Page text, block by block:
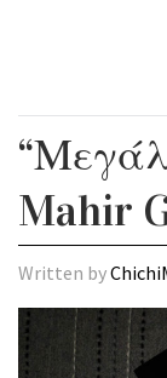
Mahir
Written by